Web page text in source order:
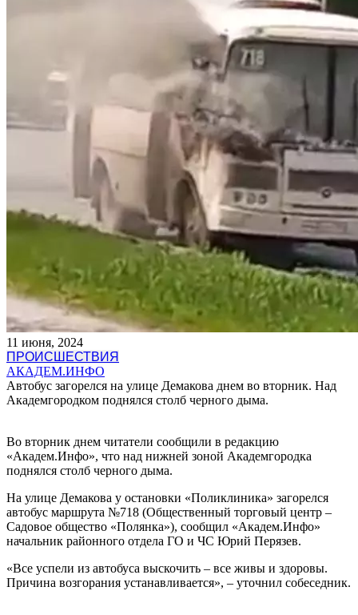
11 июня, 2024
ПРОИСШЕСТВИЯ
АКАДЕМ.ИНФО
Автобус загорелся на улице Демакова днем во вторник. Над
Академгородком поднялся столб черного дыма.
Во вторник днем читатели сообщили в редакцию
«Академ.Инфо», что над нижней зоной Академгородка
поднялся столб черного дыма.
На улице Демакова у остановки «Поликлиника» загорелся
автобус маршрута №718 (Общественный торговый центр –
Садовое общество «Полянка»), сообщил «Академ.Инфо»
начальник районного отдела ГО и ЧС Юрий Перязев.
«Все успели из автобуса выскочить – все живы и здоровы.
Причина возгорания устанавливается», – уточнил собеседник.